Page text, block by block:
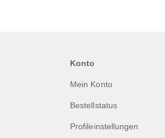
Konto
Mein Konto
Bestellstatus
Profileinstellungen